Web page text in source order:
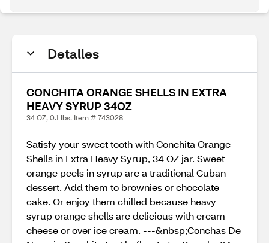
Detalles
CONCHITA ORANGE SHELLS IN EXTRA
HEAVY SYRUP 34OZ
34 OZ, 0.1 lbs. Item # 743028
Satisfy your sweet tooth with Conchita Orange
Shells in Extra Heavy Syrup, 34 OZ jar. Sweet
orange peels in syrup are a traditional Cuban
dessert. Add them to brownies or chocolate
cake. Or enjoy them chilled because heavy
syrup orange shells are delicious with cream
cheese or over ice cream. ---&nbsp;Conchas De